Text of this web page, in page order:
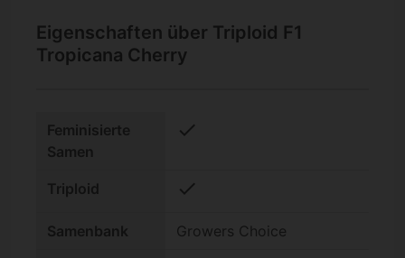
Eigenschaften über Triploid F1
Tropicana Cherry
Feminisierte
Samen
check
Triploid check
Samenbank Growers Choice